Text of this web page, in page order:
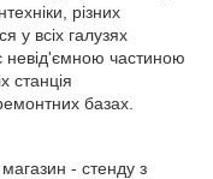
різних
у всіх галузях
невід'ємною частиною
станція
базах.
- стенду з